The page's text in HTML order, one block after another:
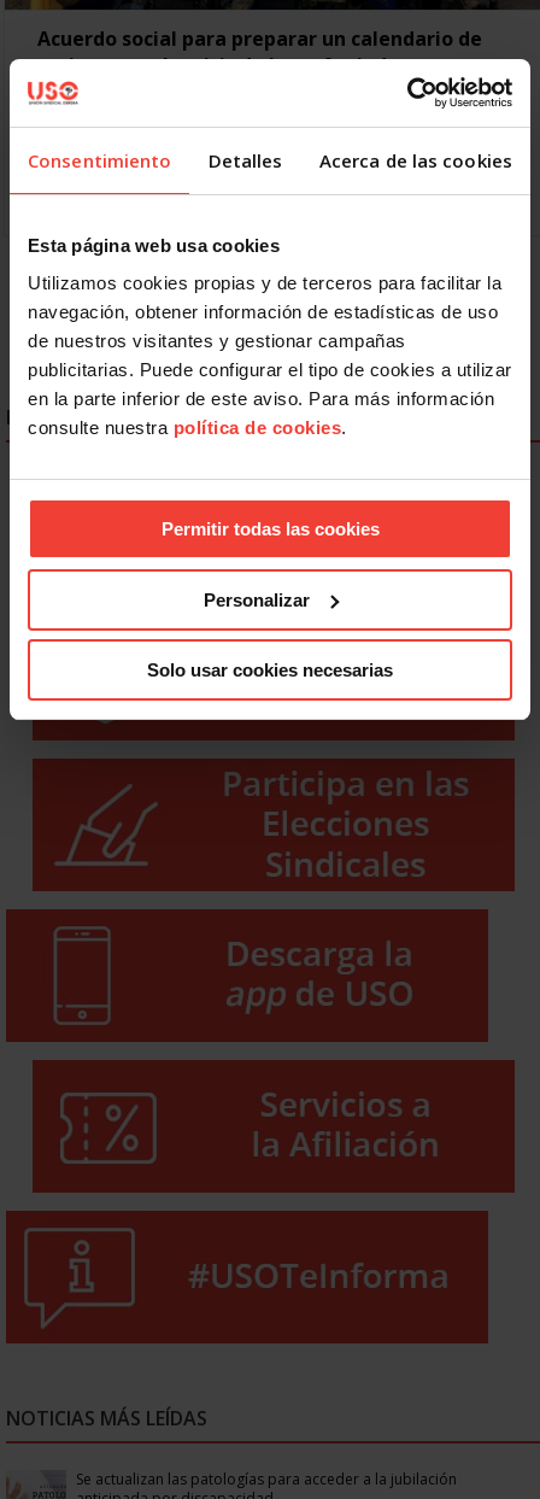
Consentimiento Detalles Acerca de las cookies
Esta página web usa cookies
Utilizamos cookies propias y de terceros para facilitar la
navegación, obtener información de estadísticas de uso
de nuestros visitantes y gestionar campañas
publicitarias. Puede configurar el tipo de cookies a utilizar
en la parte inferior de este aviso. Para más información
consulte nuestra política de cookies.
Permitir todas las cookies
Personalizar
Solo usar cookies necesarias
Acuerdo social para preparar un calendario de
acciones por la crisis de los refugiados
14 ABRIL, 2016
Los sindicatos USO, CCOO, UGT y sus Uniones de Madrid;
entidades sociales, CEAR, ACNUR, ACCEM, Federación de
Asociaciones de Derechos Humanos, EAPN, la
Coordinadora de…
Anterior 1 2 3 4 5 Siguiente
ENLACES DESTACADOS
NOTICIAS MÁS LEÍDAS
Se actualizan las patologías para acceder a la jubilación